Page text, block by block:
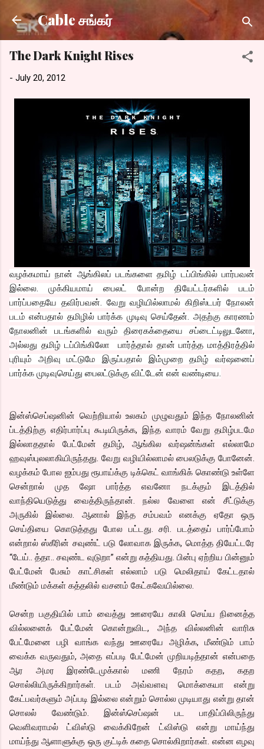
Skip to main content
Cable சங்கர்
The Dark Knight Rises
- July 20, 2012
வழக்கமாய் நான் ஆங்கிலப் படங்களை தமிழ் டப்பிங்கில் பார்பவன்
இல்லை. முக்கியமாய் பைலட் போன்ற தியேட்டர்களில் படம்
பார்ப்பதையே தவிர்பவன். வேறு வழியில்லாமல் கிறிஸ்டபர் நோலன்
படம் என்பதால் தமிழில் பார்க்க முடிவு செய்தேன். அதற்கு காரணம்
நோலனின் படங்களில் வரும் திரைகக்தையை சப்டைட்டிலுடனோ,
அல்லது தமிழ் டப்பிங்கிலோ பார்த்தால் தான் பார்த்த மாத்திரத்தில்
புரியும் அறிவு மட்டுமே இருப்பதால் இம்முறை தமிழ் வர்ஷனைப்
பார்க்க முடிவுசெய்து பைலட்டுக்கு விட்டேன் என் வண்டியை.
இன்ஸ்செப்ஷனின் வெற்றியால் உலகம் முழுவதும் இந்த நோலனின்
ப்டத்திற்கு எதிர்பார்ப்பு கூடியிருக்க, இந்த வாரம் வேறு தமிழ்படமே
இல்லாததால் பேட்மேன் தமிழ், ஆங்கில வர்ஷன்ங்கள் எல்லாமே
ஹவுஸ்புலலாகியிருந்தது. வேறு வழியில்லாமல் பைலடுக்கு போனேன்.
வழக்கம் போல ஐம்பது ரூபாய்க்கு டிக்கெட் வாங்கிக் கொண்டு உள்ளே
சென்றால் முத ஷோ பார்த்த எவனோ நடக்கும் இடத்தில்
வாந்தியெடுத்து வைத்திருந்தான். நல்ல வேளை என் சீட்டுக்கு
அருகில் இல்லை. ஆனால் இந்த சம்பவம் எனக்கு ஏதோ ஒரு
செய்தியை கொடுத்தது போல பட்டது. சரி. படத்தைப் பார்ப்போம்
என்றால் ஸ்கீரின் சவுண்ட் படு லோவாக இருக்க, மொத்த தியேட்டரே
“டேய்.. த்தா.. சவுண்ட வுடுறா” என்று கத்தியது. பின்பு ஏற்றிய பின்னும்
பேட்மேன் பேசும் காட்சிகள் எல்லாம் படு மெலிதாய் கேட்டதால்
மீண்டும் மக்கள் கத்தலில் வசனம் கேட்கவேயில்லை.
சென்ற பகுதியில் பாம் வைத்து ஊரையே காலி செய்ய நினைத்த
வில்லனைக் பேட்மேன் கொன்றுவிட, அந்த வில்லனின் வாரிசு
பேட்மேனை பழி வாங்க வந்து ஊரையே அழிக்க, மீண்டும் பாம்
வைக்க வருவதும், அதை எப்படி பேட்மேன் முறியடித்தான் என்பதை
ஆர அமர இரண்டேமுக்கால் மணி நேரம் கதற, கதற
சொல்லியிருக்கிறார்கள். படம் அவ்வளவு மொக்கையா என்று
கேட்பவர்களும் அப்படி இல்லை என்றும் சொல்ல முடியாது என்று தான்
சொலல் வேண்டும். இன்ஸ்செப்ஷன் பட பாதிப்பிலிருந்து
வெளிவராமல் ட்விஸ்டு வைக்கிறேன் ட்விஸ்டு என்று மாய்ந்து
மாய்ந்து ஆளாளுக்கு ஒரு குட்டிக் கதை சொல்கிறார்கள். என்ன எழவு